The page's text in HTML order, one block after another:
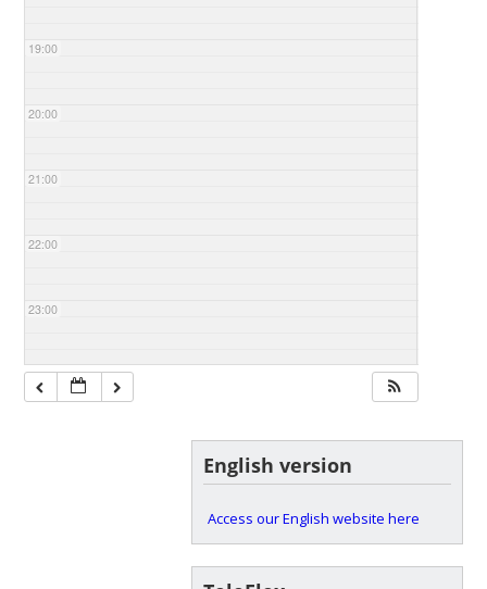
19:00
20:00
21:00
22:00
23:00
English version
Access our English website here